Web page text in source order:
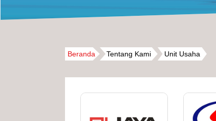
Beranda Tentang Kami Unit Usaha